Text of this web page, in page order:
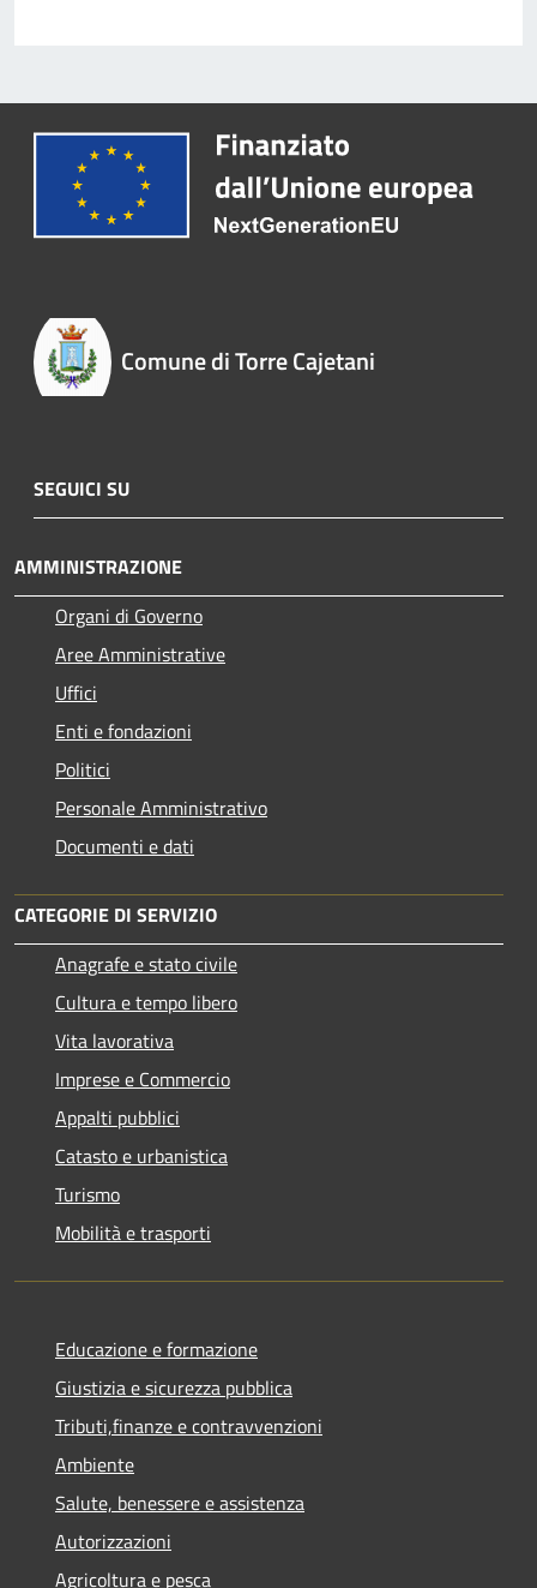
Comune di Torre Cajetani
SEGUICI SU
AMMINISTRAZIONE
Organi di Governo
Aree Amministrative
Uffici
Enti e fondazioni
Politici
Personale Amministrativo
Documenti e dati
CATEGORIE DI SERVIZIO
Anagrafe e stato civile
Cultura e tempo libero
Vita lavorativa
Imprese e Commercio
Appalti pubblici
Catasto e urbanistica
Turismo
Mobilità e trasporti
Educazione e formazione
Giustizia e sicurezza pubblica
Tributi,finanze e contravvenzioni
Ambiente
Salute, benessere e assistenza
Autorizzazioni
Agricoltura e pesca